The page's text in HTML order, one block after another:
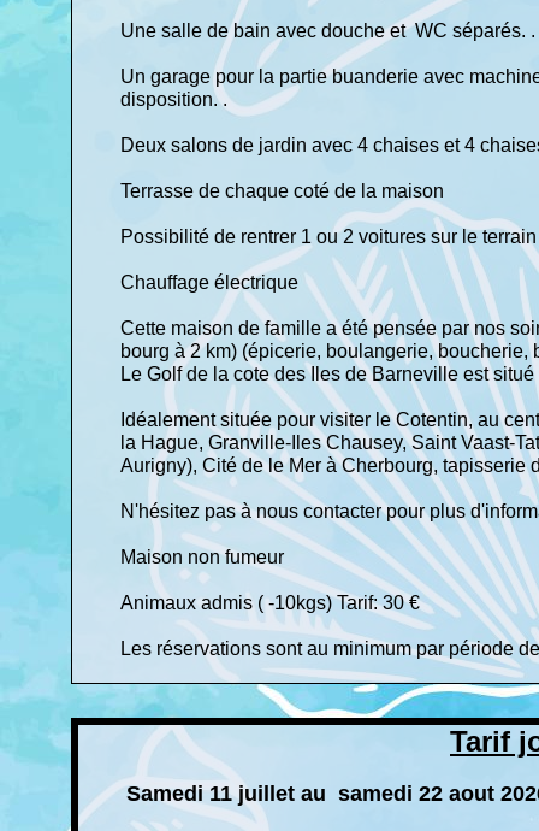
Une salle de bain avec douche et WC séparés. .
Un garage pour la partie buanderie avec
disposition. .
Deux salons de jardin avec 4 chaises et 4
Terrasse de chaque coté de la maison
Possibilité de rentrer 1 ou 2 voitures sur le
Chauffage électrique
Cette maison de famille a été pensée par nos
bourg à 2 km) (épicerie, boulangerie,
Le Golf de la cote des Iles de Barneville est
Idéalement située pour visiter le Cotentin, au
la Hague, Granville-Iles Chausey, Saint Vaast-
Aurigny), Cité de le Mer à Cherbourg, tapisserie
N'hésitez pas à nous contacter pour plus
Maison non fumeur
Animaux admis ( -10kgs) Tarif: 30 €
Les réservations sont au minimum par période
Tarif
Samedi 11 juillet au samedi 22 aout